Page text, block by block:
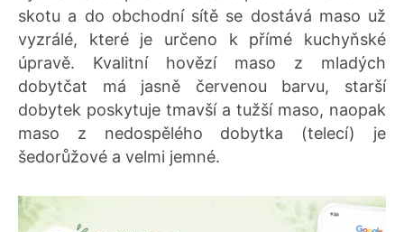
skotu a do obchodní sítě se dostává maso už
vyzrálé, které je určeno k přímé kuchyňské
úpravě. Kvalitní hovězí maso z mladých
dobytčat má jasně červenou barvu, starší
dobytek poskytuje tmavší a tužší maso, naopak
maso z nedospělého dobytka (telecí) je
šedorůžové a velmi jemné.